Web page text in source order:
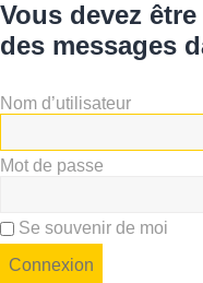
Vous devez
des messages
Nom d’utilisateur
Mot de passe
Se souvenir de moi